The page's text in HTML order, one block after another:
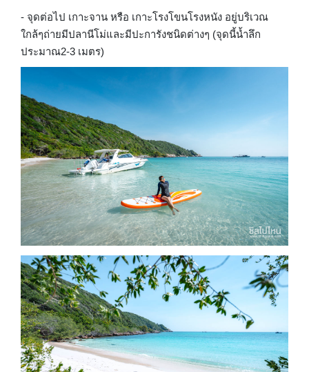
- จุดต่อไป เกาะจาน หรือ เกาะโรงโขนโรงหนัง อยู่บริเวณ
ใกล้ๆถ่ายมีปลานีโม่และมีปะการังชนิดต่างๆ (จุดนี้น้ำลึก
ประมาณ2-3 เมตร)